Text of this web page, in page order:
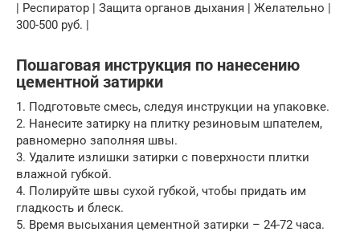
| Респиратор | Защита органов дыхания | Желательно |
300-500 руб. |
Пошаговая инструкция по нанесению
цементной затирки
1. Подготовьте смесь, следуя инструкции на упаковке.
2. Нанесите затирку на плитку резиновым шпателем,
равномерно заполняя швы.
3. Удалите излишки затирки с поверхности плитки
влажной губкой.
4. Полируйте швы сухой губкой, чтобы придать им
гладкость и блеск.
5. Время высыхания цементной затирки – 24-72 часа.